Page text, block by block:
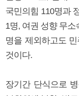
국민의힘 110명과
1명, 여권 성향 무
명을 제외하고도
것이다.
장기간 단식으로